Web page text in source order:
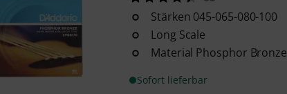
Stärken 045-065-080-100
Long Scale
Material Phosphor Bronze
Sofort lieferbar